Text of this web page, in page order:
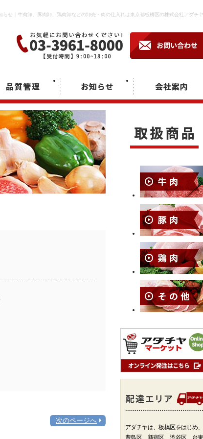
｜牛肉卸、豚肉卸、鶏肉卸などの卸売・肉の仕入れは東京都板橋区の株式会社アダチ
次のページへ
アダチヤは、板橋区をはじめ、
豊島区、新宿区、渋谷区、台東